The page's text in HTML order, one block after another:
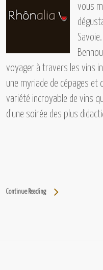
vous
Savoie.
voyager à travers les vins
une myriade de cépages et
variété incroyable de vins
d’une soirée des plus
Continue Reading